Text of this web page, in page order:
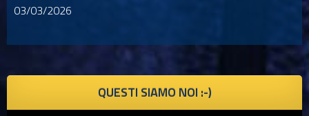
03/03/2026
QUESTI SIAMO NOI :-)